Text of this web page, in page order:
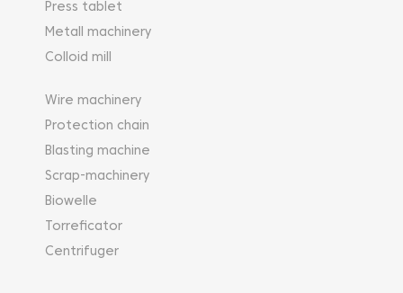
Press tablet
Metall machinery
Colloid mill
Wire machinery
Protection chain
Blasting machine
Scrap-machinery
Biowelle
Torreficator
Centrifuger